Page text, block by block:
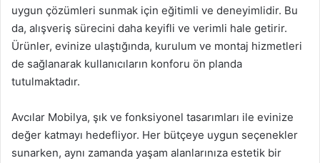
uygun çözümleri sunmak için eğitimli ve deneyimlidir. Bu
da, alışveriş sürecini daha keyifli ve verimli hale getirir.
Ürünler, evinize ulaştığında, kurulum ve montaj hizmetleri
de sağlanarak kullanıcıların konforu ön planda
tutulmaktadır.
Avcılar Mobilya, şık ve fonksiyonel tasarımları ile evinize
değer katmayı hedefliyor. Her bütçeye uygun seçenekler
sunarken, aynı zamanda yaşam alanlarınıza estetik bir